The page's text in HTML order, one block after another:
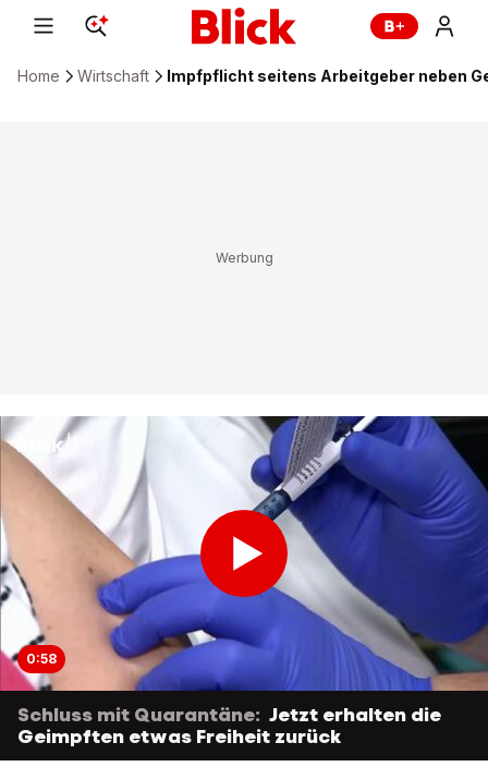
Home Wirtschaft Impfpflicht seitens Arbeitgeber neben
0:58
Schluss mit Quarantäne: Jetzt erhalten die
Geimpften etwas Freiheit zurück